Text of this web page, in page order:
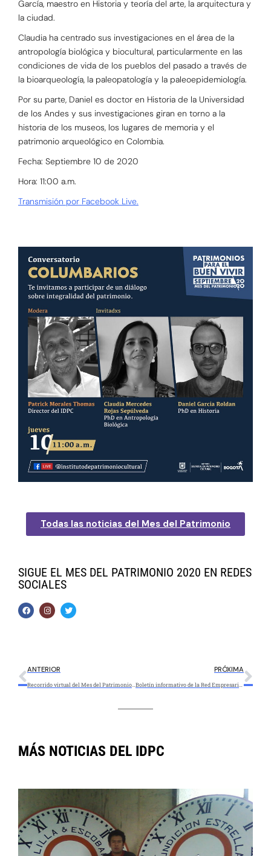
García, maestro en Historia y teoría del arte, la arquitectura y
la ciudad.
Claudia ha centrado sus investigaciones en el área de la
antropología biológica y biocultural, particularmente en las
condiciones de vida de los pueblos del pasado a través de
la bioarqueología, la paleopatología y la paleoepidemiología.
Por su parte, Daniel es doctor en Historia de la Universidad
de los Andes y sus investigaciones giran en torno a la
historia de los museos, los lugares de memoria y el
patrimonio arqueológico en Colombia.
Fecha: Septiembre 10 de 2020
Hora: 11:00 a.m.
Transmisión por Facebook Live.
Todas las noticias del Mes del Patrimonio
SIGUE EL MES DEL PATRIMONIO 2020 EN REDES
SOCIALES
ANTERIOR PRÓXIMA
MÁS NOTICIAS DEL IDPC